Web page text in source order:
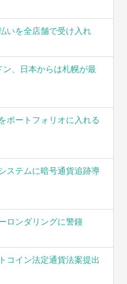
いを全店舗で受け入れ
、日本からは札幌が最
ポートフォリオに入れる
ステムに暗号通貨追跡導
ロンダリングに警鐘
コイン法定通貨法案提出